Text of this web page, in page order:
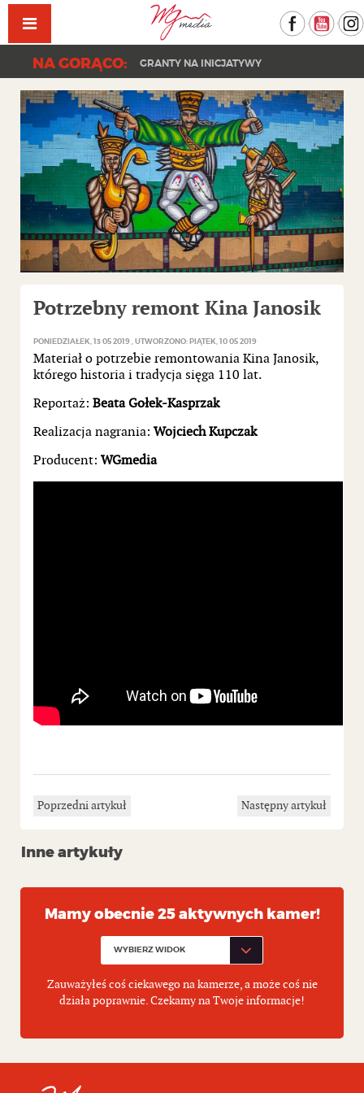
Facebook
NA GORĄCO: GRANTY NA INICJATYWY
Potrzebny remont Kina Janosik
PONIEDZIAŁEK, 13 05 2019 UTWORZONO: PIĄTEK, 10 05 2019
Materiał o potrzebie remontowania Kina Janosik,
którego historia i tradycja sięga 110 lat.
Reportaż: Beata Gołek-Kasprzak
Realizacja nagrania: Wojciech Kupczak
Producent: WGmedia
Poprzedni artykuł Następny artykuł
Inne artykuły
Mamy obecnie 25 aktywnych kamer!
Zauważyłeś coś ciekawego na kamerze, a może coś nie
działa poprawnie. Czekamy na Twoje informacje!